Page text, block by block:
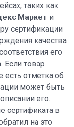
таких как
Маркет и
сертификации
качества
его
Если товар
есть отметка об
может быть
его.
сертификата в
на это